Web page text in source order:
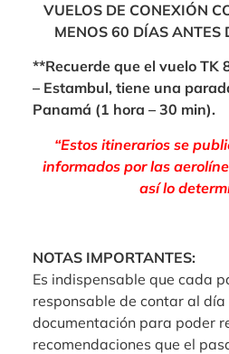
VUELOS DE CONEXIÓN
MENOS 60 DÍAS ANTES
**Recuerde que el vuelo TK
– Estambul, tiene una
Panamá (1 hora – 30 min).
“Estos itinerarios se
informados por las
así lo
NOTAS IMPORTANTES:
Es indispensable que cada
responsable de contar al
documentación para poder
recomendaciones que el